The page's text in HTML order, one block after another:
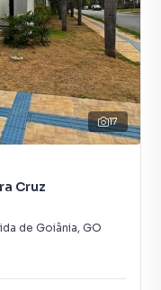
17
Cruz
de Goiânia, GO